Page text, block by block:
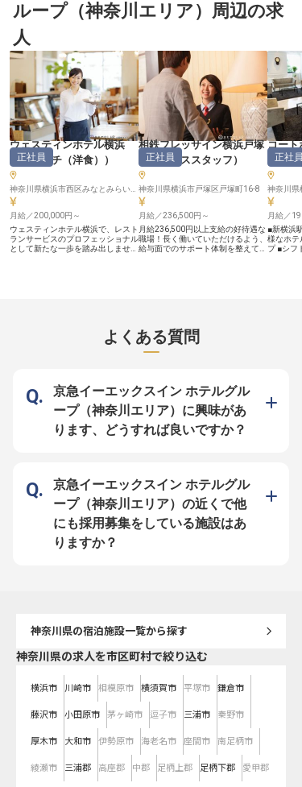
た柔軟な対応が可能です。平均年齢
37歳と若手が中心のチームで、イ
ンカム等で常に連携し、困った時は
先輩がすぐに手を差し伸べる温かな
体制が整っています。 【あなたの
新生活を応援する、最高の環境】 ■
住まい：職場まで徒歩2分。月2万
円で住める築浅の綺麗な個室寮
（Wi-Fi・キッチン完備）をご用
意。 ■オフ：完全週休2日制に加え
年2回の4連休もあり、プライベー
トも充実します。 ■収入：月給25万
円〜30万円＋賞与年2回で、自立し
た生活を支えます。 笑顔あふれる
環境で、一生モノの接客スキルを身
につけませんか。
ぶ】 1室あたりの面積を広げ、より
質を高めた少室経営。一棟貸しのプ
な気配りと一歩先を読む判断力を身
につけられます。予約管理・追加サ
ービスの手配など現場コントロール
を責任をもって担っていただけま
す。 【「邑（むら）をつくる」一
員として、ブランドを次のステージ
へ】 2009年の開業以来、奥湯河原
の地でただひとつの離れ旅館として
進化を続けてきた結唯-YUI-。本館
リニューアル後の新しい体験設計
を、現場の最前線で一緒に育ててい
く仲間を求めています。中抜けな
し・夜勤なしの2シフト制で、湯河
原という地で身になるキャリアを積
める環境です。 【働く環境のポイ
ント】 ・月給280,000円〜350,000
円 ・中抜け勤務なし・夜勤なしの2
シフト制 ・寮補助あり（月上限
30,000円） ・賄いあり（1食200
円）
はもちろ
要望への
温かい
出を演出し
経験から
来】 ホ
安心くだ
輩スタ
もてなし
ことがで
スター
用試験が
成を目指
完備は
内割引制
も魅力
す。
ループ（神奈川エリア）周辺の求
人
ウェスティンホテル横浜
（フレンチ（洋食） ）
正社員
月給／200,000円～
ウェスティンホテル横浜で、レスト
ランサービスのプロフェッショナル
として新たな一歩を踏み出しません
サービスを提供しましょう。
※2025年04月17日時点の情報です
相鉄フレッサイン横浜戸塚
（サービススタッフ ）
正社員
神奈川県横浜市戸塚区戸塚町16-8
月給／236,500円～
月給236,500円以上支給の好待遇な
職場！長く働いていただけるよう、
給与面でのサポート体制を整えてい
スタイリッシュな客室が好評です。
※この求人は2024年1月18日時点の
情報です
コート
ビスス
正社員
月給／
■新横浜
様なホテ
プ ■シフ
喜びを日
タイル
す。研修
よくある質問
京急イーエックスイン ホテルグル
ープ（神奈川エリア）に興味があ
ります、どうすれば良いですか？
京急イーエックスイン ホテルグル
ープ（神奈川エリア）の近くで他
にも採用募集をしている施設はあ
りますか？
神奈川県の宿泊施設一覧から探す
神奈川県の求人を市区町村で絞り込む
横浜市 川崎市 相模原市 横須賀市 平塚市 鎌倉市
藤沢市 小田原市 茅ヶ崎市 逗子市 三浦市 秦野市
厚木市 大和市 伊勢原市 海老名市 座間市 南足柄市
綾瀬市 三浦郡 高座郡 中郡 足柄上郡 足柄下郡 愛甲郡